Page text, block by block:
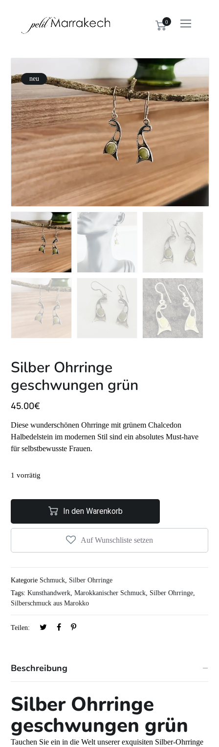
0
neu
Silber Ohrringe
geschwungen grün
45.00€
Diese wunderschönen Ohrringe mit grünem Chalcedon
Halbedelstein im modernen Stil sind ein absolutes Must-have
für selbstbewusste Frauen.
1 vorrätig
In den Warenkorb
Auf Wunschliste setzen
Kategorie Schmuck, Silber Ohrringe
Tags:Kunsthandwerk,Marokkanischer Schmuck, Silber Ohrringe,
Silberschmuck aus Marokko
Teilen:
Beschreibung
Silber Ohrringe
geschwungen grün
Tauchen Sie ein in die Welt unserer exquisiten Silber-Ohrringe